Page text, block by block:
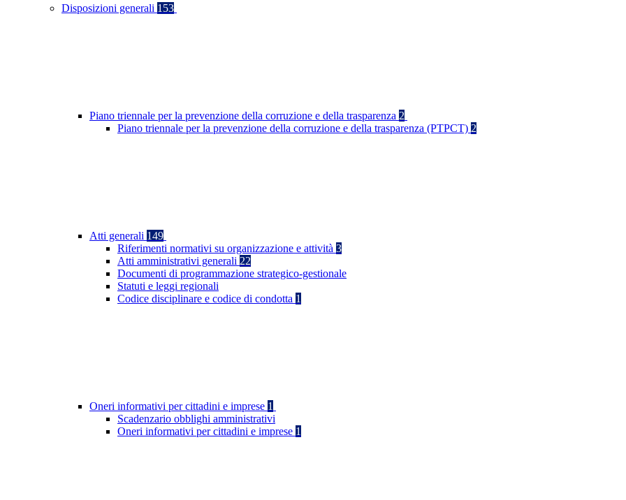
Disposizioni generali 153
Piano triennale per la prevenzione della corruzione e della trasparenza 2
Piano triennale per la prevenzione della corruzione e della trasparenza (PTPCT) 2
Atti generali 149
Riferimenti normativi su organizzazione e attività 3
Atti amministrativi generali 22
Documenti di programmazione strategico-gestionale
Statuti e leggi regionali
Codice disciplinare e codice di condotta 1
Oneri informativi per cittadini e imprese 1
Scadenzario obblighi amministrativi
Oneri informativi per cittadini e imprese 1